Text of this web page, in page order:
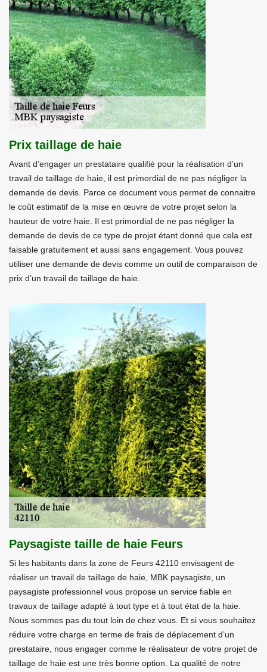
Prix taillage de haie
Avant d’engager un prestataire qualifié pour la réalisation d’un
travail de taillage de haie, il est primordial de ne pas négliger la
demande de devis. Parce ce document vous permet de connaitre
le coût estimatif de la mise en œuvre de votre projet selon la
hauteur de votre haie. Il est primordial de ne pas négliger la
demande de devis de ce type de projet étant donné que cela est
faisable gratuitement et aussi sans engagement. Vous pouvez
utiliser une demande de devis comme un outil de comparaison de
prix d’un travail de taillage de haie.
Paysagiste taille de haie Feurs
Si les habitants dans la zone de Feurs 42110 envisagent de
réaliser un travail de taillage de haie, MBK paysagiste, un
paysagiste professionnel vous propose un service fiable en
travaux de taillage adapté à tout type et à tout état de la haie.
Nous sommes pas du tout loin de chez vous. Et si vous souhaitez
réduire votre charge en terme de frais de déplacement d’un
prestataire, nous engager comme le réalisateur de votre projet de
taillage de haie est une très bonne option. La qualité de notre